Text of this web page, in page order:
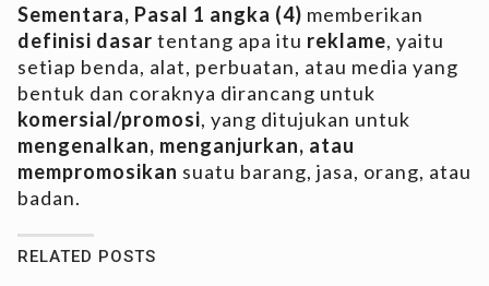
Sementara, Pasal 1 angka (4) memberikan
definisi dasar tentang apa itu reklame, yaitu
setiap benda, alat, perbuatan, atau media yang
bentuk dan coraknya dirancang untuk
komersial/promosi, yang ditujukan untuk
mengenalkan, menganjurkan, atau
mempromosikan suatu barang, jasa, orang, atau
badan.
RELATED POSTS